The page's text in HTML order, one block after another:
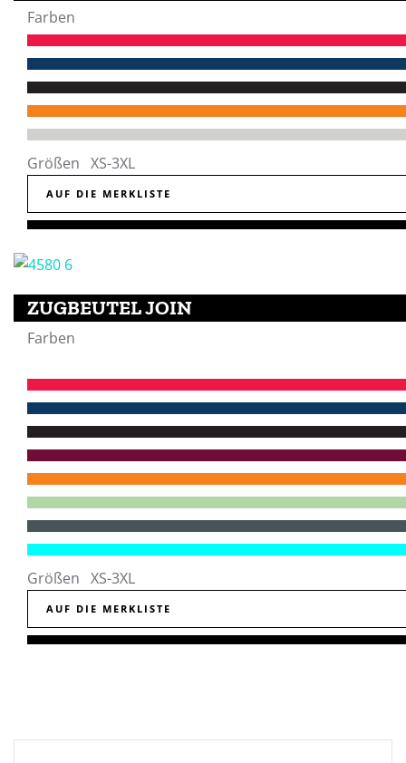
Farben
Größen XS-3XL
AUF DIE MERKLISTE
ZUGBEUTEL JOIN
Farben
Größen XS-3XL
AUF DIE MERKLISTE